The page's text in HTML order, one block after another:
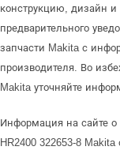
конструкцию, дизайн
предварительного
запчасти Makita с
производителя. Во
Makita уточняйте
Информация на сайте
HR2400 322653-8